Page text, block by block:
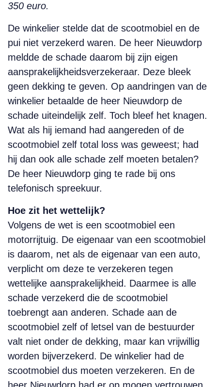
350 euro.
De winkelier stelde dat de scootmobiel en de
pui niet verzekerd waren. De heer Nieuwdorp
meldde de schade daarom bij zijn eigen
aansprakelijkheidsverzekeraar. Deze bleek
geen dekking te geven. Op aandringen van de
winkelier betaalde de heer Nieuwdorp de
schade uiteindelijk zelf. Toch bleef het knagen.
Wat als hij iemand had aangereden of de
scootmobiel zelf total loss was geweest; had
hij dan ook alle schade zelf moeten betalen?
De heer Nieuwdorp ging te rade bij ons
telefonisch spreekuur.
Hoe zit het wettelijk?
Volgens de wet is een scootmobiel een
motorrijtuig. De eigenaar van een scootmobiel
is daarom, net als de eigenaar van een auto,
verplicht om deze te verzekeren tegen
wettelijke aansprakelijkheid. Daarmee is alle
schade verzekerd die de scootmobiel
toebrengt aan anderen. Schade aan de
scootmobiel zelf of letsel van de bestuurder
valt niet onder de dekking, maar kan vrijwillig
worden bijverzekerd. De winkelier had de
scootmobiel dus moeten verzekeren. En de